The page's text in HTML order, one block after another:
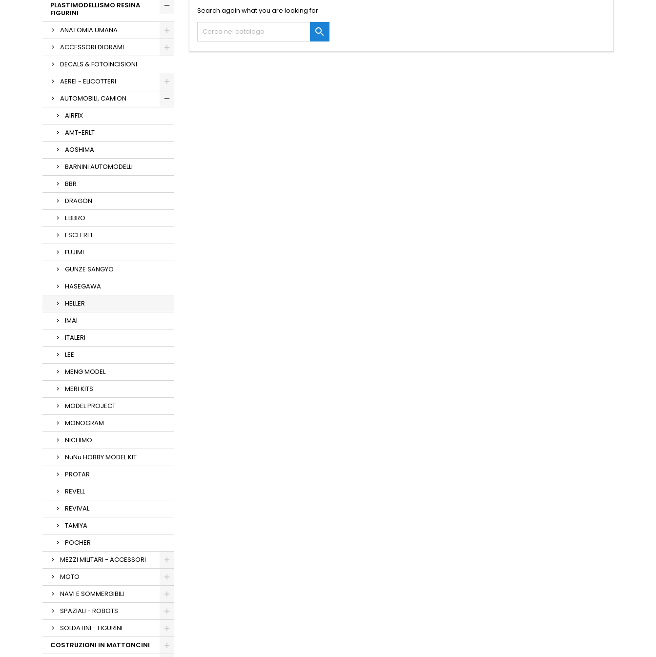
PLASTIMODELLISMO RESINA
FIGURINI
ANATOMIA UMANA
ACCESSORI DIORAMI
DECALS & FOTOINCISIONI
AEREI - ELICOTTERI
AUTOMOBILI, CAMION
AIRFIX
AMT-ERLT
AOSHIMA
BARNINI AUTOMODELLI
BBR
DRAGON
EBBRO
ESCI ERLT
FUJIMI
GUNZE SANGYO
HASEGAWA
HELLER
IMAI
ITALERI
LEE
MENG MODEL
MERI KITS
MODEL PROJECT
MONOGRAM
NICHIMO
NuNu HOBBY MODEL KIT
PROTAR
REVELL
REVIVAL
TAMIYA
POCHER
MEZZI MILITARI - ACCESSORI
MOTO
NAVI E SOMMERGIBILI
SPAZIALI - ROBOTS
SOLDATINI - FIGURINI
COSTRUZIONI IN MATTONCINI
Search again what you are looking for
